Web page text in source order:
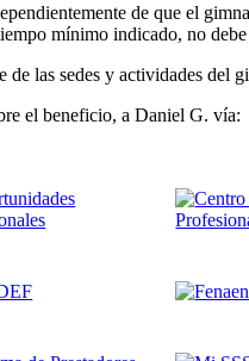
de que el
mínimo indicado, no
las sedes y actividades del
el beneficio, a Daniel G. vía: